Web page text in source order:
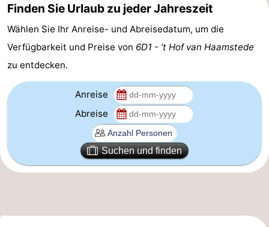
Kop
van
Schouwen
-
Veere
-
Natur
Oranjezon
-
Oostkapelle
-
Mantelingen
Zoutelande
-
Finden Sie Urlaub zu jeder Jahreszeit
Wählen Sie Ihr Anreise- und Abreisedatum, um die
Verfügbarkeit und Preise von 6D1 - ’t Hof van Haamstede
zu entdecken.
Anreise
Abreise
Suchen und finden